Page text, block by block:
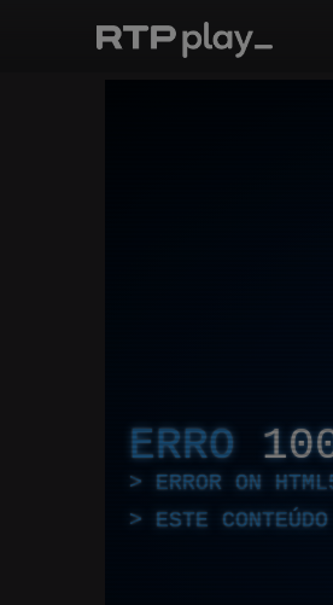
ERRO
ERROR ON
ESTE